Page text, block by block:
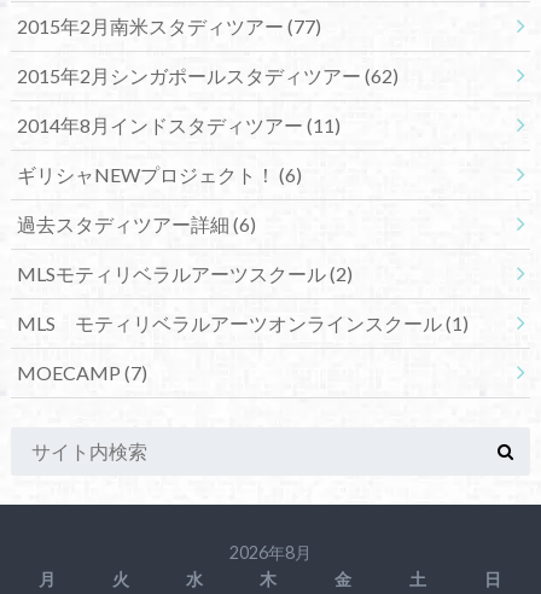
2015年2月南米スタディツアー (77)
2015年2月シンガポールスタディツアー (62)
2014年8月インドスタディツアー (11)
ギリシャNEWプロジェクト！ (6)
過去スタディツアー詳細 (6)
MLSモティリベラルアーツスクール(2)
MLS モティリベラルアーツオンラインスクール(1)
MOECAMP (7)
2026年8月
月
火 水 木 金 土
日